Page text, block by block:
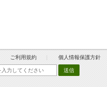
ご利用規約 個人情報保護方針
送信